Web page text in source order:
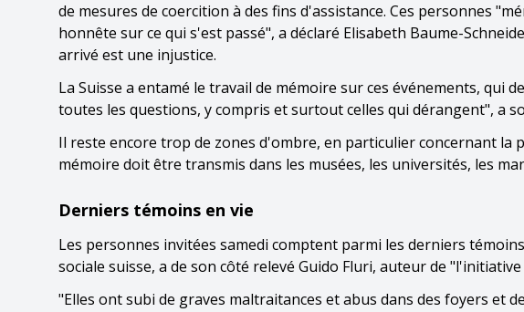
de mesures de coercition à des fins d'assistance. Ces personnes
honnête sur ce qui s'est passé", a déclaré Elisabeth Baume-
arrivé est une injustice.
La Suisse a entamé le travail de mémoire sur ces événements, qui
toutes les questions, y compris et surtout celles qui dérangent", a
Il reste encore trop de zones d'ombre, en particulier concernant la
mémoire doit être transmis dans les musées, les universités, les
Derniers témoins en vie
Les personnes invitées samedi comptent parmi les derniers
sociale suisse, a de son côté relevé Guido Fluri, auteur de
"Elles ont subi de graves maltraitances et abus dans des foyers et